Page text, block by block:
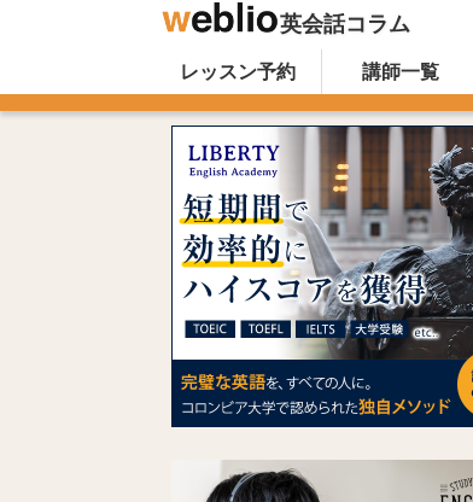
英会話コラム
オンライン英会話のWeblio英
Skip to content
レッスン予約 講師一覧